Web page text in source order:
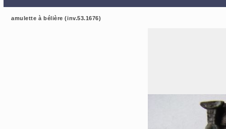
amulette à bélière (inv.53.1676)